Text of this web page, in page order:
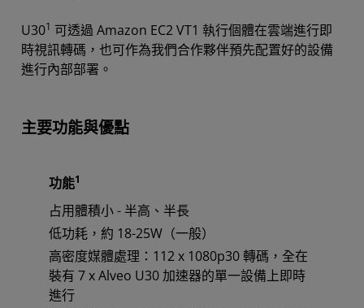
U301 可透過 Amazon EC2 VT1 執行個體在雲端進行即
時視訊轉碼，也可作為我們合作夥伴預先配置好的設備
進行內部部署。
主要功能與優點
功能1
占用體積小 - 半高、半長
低功耗，約 18-25W（一般）
高密度媒體處理：112 x 1080p30 轉碼，全在
裝有 7 x Alveo U30 加速器的單一設備上即時
進行